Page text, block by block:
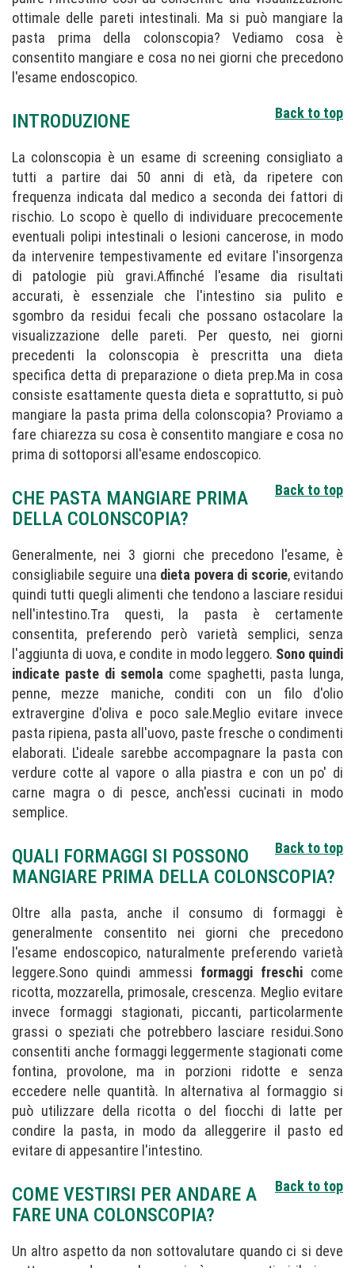
ottimale delle pareti intestinali. Ma si può mangiare la
pasta prima della colonscopia? Vediamo cosa è
consentito mangiare e cosa no nei giorni che precedono
l'esame endoscopico.
Back to top
INTRODUZIONE
La colonscopia è un esame di screening consigliato a
tutti a partire dai 50 anni di età, da ripetere con
frequenza indicata dal medico a seconda dei fattori di
rischio. Lo scopo è quello di individuare precocemente
eventuali polipi intestinali o lesioni cancerose, in modo
da intervenire tempestivamente ed evitare l'insorgenza
di patologie più gravi.Affinché l'esame dia risultati
accurati, è essenziale che l'intestino sia pulito e
sgombro da residui fecali che possano ostacolare la
visualizzazione delle pareti. Per questo, nei giorni
precedenti la colonscopia è prescritta una dieta
specifica detta di preparazione o dieta prep.Ma in cosa
consiste esattamente questa dieta e soprattutto, si può
mangiare la pasta prima della colonscopia? Proviamo a
fare chiarezza su cosa è consentito mangiare e cosa no
prima di sottoporsi all'esame endoscopico.
Back to top
CHE PASTA MANGIARE PRIMA
DELLA COLONSCOPIA?
Generalmente, nei 3 giorni che precedono l'esame, è
consigliabile seguire una dieta povera di scorie, evitando
quindi tutti quegli alimenti che tendono a lasciare residui
nell'intestino.Tra questi, la pasta è certamente
consentita, preferendo però varietà semplici, senza
l'aggiunta di uova, e condite in modo leggero. Sono quindi
indicate paste di semola come spaghetti, pasta lunga,
penne, mezze maniche, conditi con un filo d'olio
extravergine d'oliva e poco sale.Meglio evitare invece
pasta ripiena, pasta all'uovo, paste fresche o condimenti
elaborati. L'ideale sarebbe accompagnare la pasta con
verdure cotte al vapore o alla piastra e con un po' di
carne magra o di pesce, anch'essi cucinati in modo
semplice.
Back to top
QUALI FORMAGGI SI POSSONO
MANGIARE PRIMA DELLA COLONSCOPIA?
Oltre alla pasta, anche il consumo di formaggi è
generalmente consentito nei giorni che precedono
l'esame endoscopico, naturalmente preferendo varietà
leggere.Sono quindi ammessi formaggi freschi come
ricotta, mozzarella, primosale, crescenza. Meglio evitare
invece formaggi stagionati, piccanti, particolarmente
grassi o speziati che potrebbero lasciare residui.Sono
consentiti anche formaggi leggermente stagionati come
fontina, provolone, ma in porzioni ridotte e senza
eccedere nelle quantità. In alternativa al formaggio si
può utilizzare della ricotta o del fiocchi di latte per
condire la pasta, in modo da alleggerire il pasto ed
evitare di appesantire l'intestino.
Back to top
COME VESTIRSI PER ANDARE A
FARE UNA COLONSCOPIA?
Un altro aspetto da non sottovalutare quando ci si deve